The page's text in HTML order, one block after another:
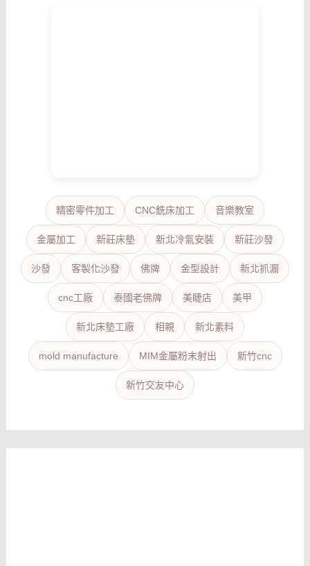
精密零件加工 CNC銑床加工 音樂教室
金屬加工 新莊床墊 新北冷氣安裝 新莊沙發
沙發 客製化沙發 佛牌 金型設計 新北抓漏
cnc工廠 泰國老佛牌 美睫店 美甲
新北床墊工廠 相親 新北素料
mold manufacture MIM金屬粉末射出 新竹cnc
新竹交友中心